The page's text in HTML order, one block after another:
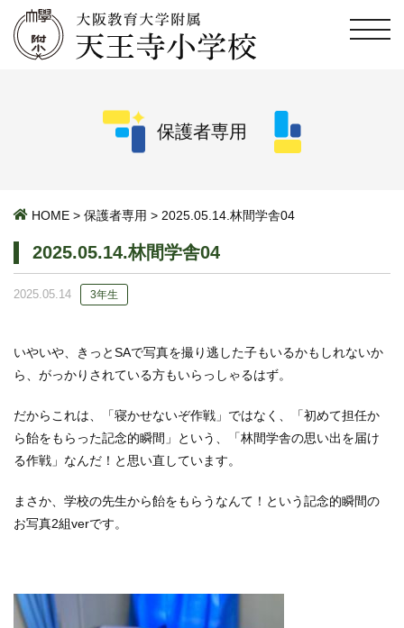
保護者専用
HOME > 保護者専用 > 2025.05.14.林間学舎04
2025.05.14.林間学舎04
2025.05.14 3年生
いやいや、きっとSAで写真を撮り逃した子もいるかもしれないか
ら、がっかりされている方もいらっしゃるはず。
だからこれは、「寝かせないぞ作戦」ではなく、「初めて担任か
ら飴をもらった記念的瞬間」という、「林間学舎の思い出を届け
る作戦」なんだ！と思い直しています。
まさか、学校の先生から飴をもらうなんて！という記念的瞬間の
お写真2組verです。